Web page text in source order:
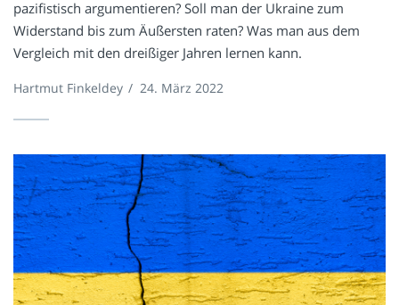
pazifistisch argumentieren? Soll man der Ukraine zum
Widerstand bis zum Äußersten raten? Was man aus dem
Vergleich mit den dreißiger Jahren lernen kann.
Hartmut Finkeldey / 24. März 2022